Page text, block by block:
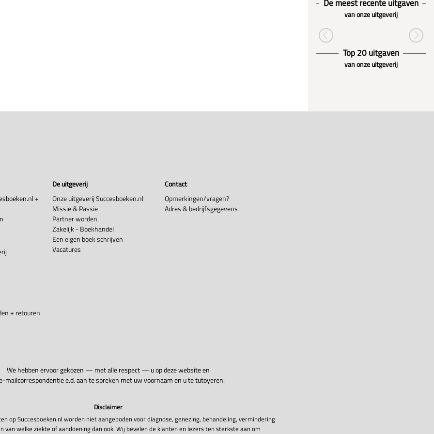
De meest recente uitgaven
van onze uitgeverij
Top 20 uitgaven
van onze uitgeverij
+
+ retouren
De uitgeverij
Onze uitgeverij Succesboeken.nl
Missie & Passie
Partner worden
Zakelijk - Boekhandel
Een eigen boek schrijven
Vacatures
Contact
Opmerkingen/vragen?
Adres & bedrijfsgegevens
We hebben ervoor gekozen — met alle respect — u op deze website en
mailcorrespondentie e.d. aan te spreken met uw voornaam en u te tutoyeren.
Disclaimer
op Succesboeken.nl worden niet aangeboden voor diagnose, genezing, behandeling, vermindering
van welke ziekte of aandoening dan ook. Wij bevelen de klanten en lezers ten sterkste aan om